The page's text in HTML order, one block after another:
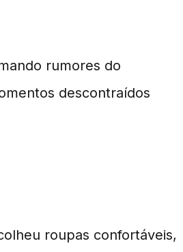
rumores do
descontraídos
roupas confortáveis,